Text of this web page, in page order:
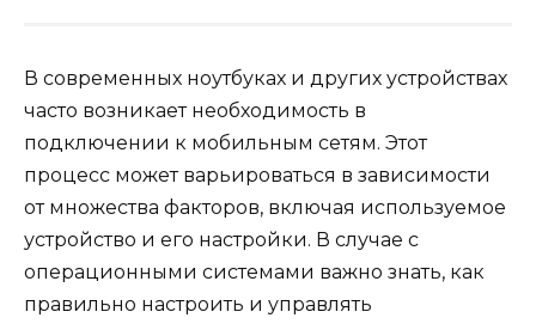
В современных ноутбуках и других устройствах
часто возникает необходимость в
подключении к мобильным сетям. Этот
процесс может варьироваться в зависимости
от множества факторов, включая используемое
устройство и его настройки. В случае с
операционными системами важно знать, как
правильно настроить и управлять